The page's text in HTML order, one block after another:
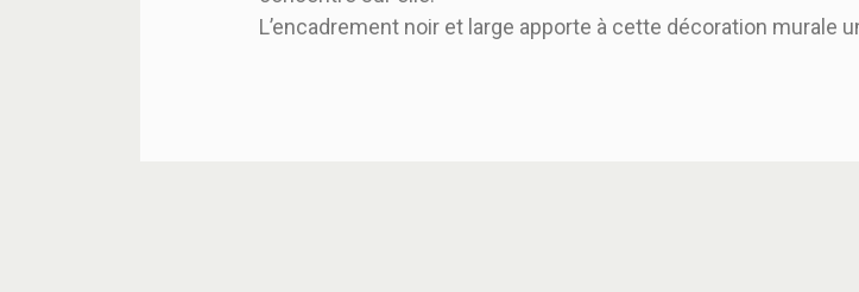
L’encadrement noir et large apporte à cette décoration murale